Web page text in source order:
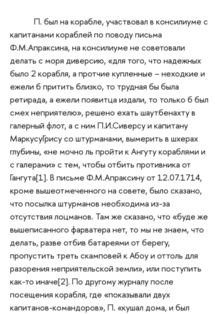
П. был на корабле, участвовал в консилиуме с
капитанами кораблей по поводу письма
Ф.М.Апраксина, на консилиуме не советовали
делать с моря диверсию, «для того, что надежных
было 2 корабля, а протчие купленные – неходкие и
ежели б притить близко, то трудная бы была
ретирада, а ежели появитца издали, то только б был
смех неприятелю», решено ехать шаутбенахту в
галерный флот, а с ним П.И.Сиверсу и капитану
МаркусуГрису со штурманами, вымерить в шхерах
глубины, «не мочно ль пройти к Ангуту кораблями и
с галерами» с тем, чтобы отбить противника от
Гангута[1]. В письме Ф.М.Апраксину от 12.07.1714,
кроме вышеотмеченного на совете, было сказано,
что посылка штурманов необходима из-за
отсутствия лоцманов. Там же сказано, что «буде же
вышеписанного фарватера нет, то мы не знаем, что
делать, разве отбив батареями от берегу,
пропустить треть скамповей к Абоу и оттоль для
разорения неприятельской земли», или поступить
как-то иначе[2]. По другому журналу после
посещения корабля, где «показывали двух
капитанов-командоров», П. «кушал дома, и был